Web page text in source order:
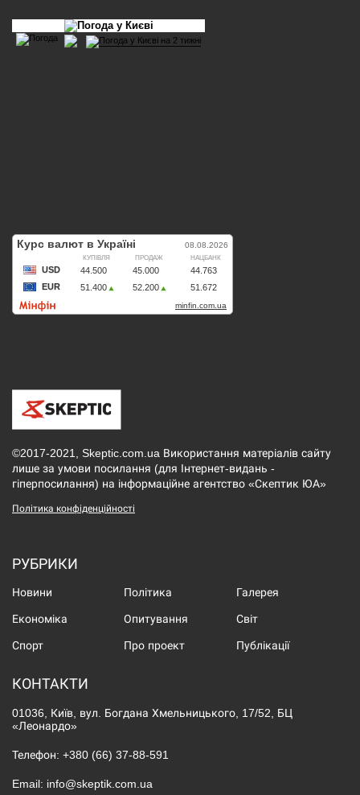
©2017-2021, Skeptic.com.ua Використання матеріалів сайту
лише за умови посилання (для Інтернет-видань -
гіперпосилання) на інформаційне агентство «Скептик ЮА»
Політика конфіденційності
РУБРИКИ
Новини Політика Галерея
Економіка Опитування Світ
Спорт Про проект Публікації
КОНТАКТИ
01036, Київ, вул. Богдана Хмельницького, 17/52, БЦ
«Леонардо»
Телефон: +380 (66) 37-88-591
Email: info@skeptik.com.ua